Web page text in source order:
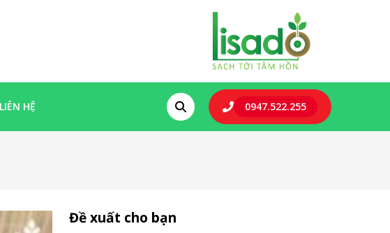
LIÊN HỆ 0947.522.255
Đề xuất cho bạn